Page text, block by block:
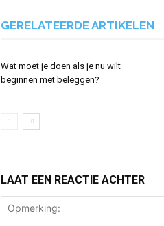
GERELATEERDE ARTIKELEN
Wat moet je doen als je nu wilt
beginnen met beleggen?
LAAT EEN REACTIE ACHTER